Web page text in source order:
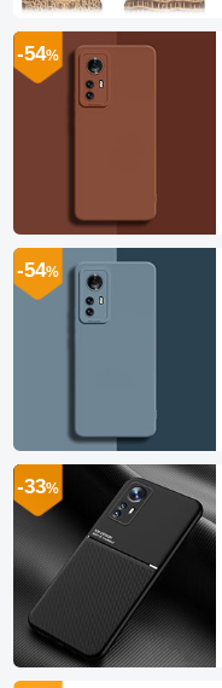
-54%
-54%
-33%